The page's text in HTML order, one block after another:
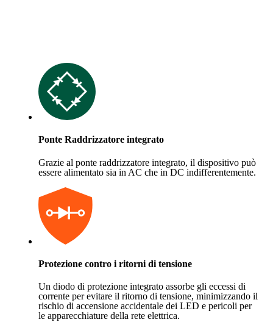
Ponte Raddrizzatore integrato
Grazie al ponte raddrizzatore integrato, il dispositivo può
essere alimentato sia in AC che in DC indifferentemente.
Protezione contro i ritorni di tensione
Un diodo di protezione integrato assorbe gli eccessi di
corrente per evitare il ritorno di tensione, minimizzando il
rischio di accensione accidentale dei LED e pericoli per
le apparecchiature della rete elettrica.